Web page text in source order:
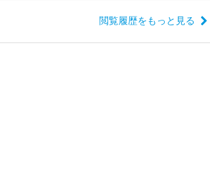
閲覧履歴をもっと見る